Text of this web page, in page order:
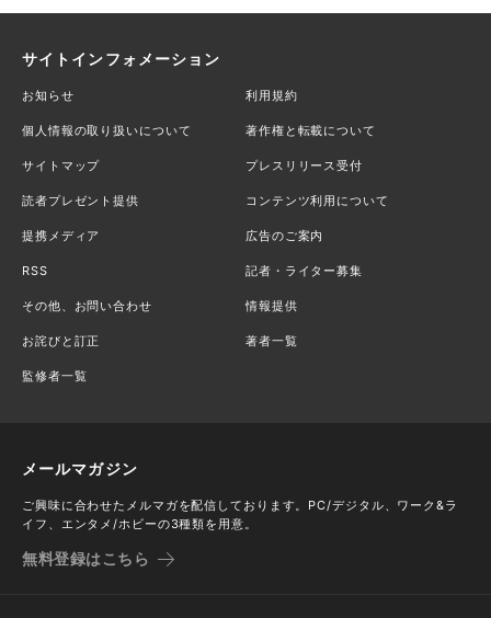
サイトインフォメーション
お知らせ 利用規約
個人情報の取り扱いについて 著作権と転載について
サイトマップ プレスリリース受付
読者プレゼント提供 コンテンツ利用について
提携メディア 広告のご案内
RSS 記者・ライター募集
その他、お問い合わせ 情報提供
お詫びと訂正 著者一覧
監修者一覧
メールマガジン
ご興味に合わせたメルマガを配信しております。PC/デジタル、ワーク&ラ
イフ、エンタメ/ホビーの3種類を用意。
無料登録はこちら